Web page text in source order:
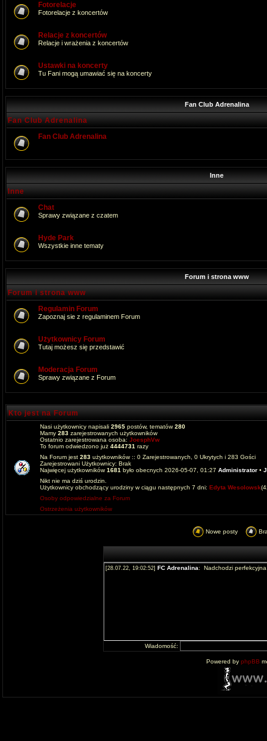
Fotorelacje
Fotorelacje z koncertów
Relacje z koncertów
Relacje i wrażenia z koncertów
Ustawki na koncerty
Tu Fani mogą umawiać się na koncerty
Fan Club Adrenalina
Fan Club Adrenalina
Fan Club Adrenalina
Inne
Inne
Chat
Sprawy związane z czatem
Hyde Park
Wszystkie inne tematy
Forum i strona www
Forum i strona www
Regulamin Forum
Zapoznaj sie z regulaminem Forum
Użytkownicy Forum
Tutaj możesz się przedstawić
Moderacja Forum
Sprawy związane z Forum
Kto jest na Forum
Nasi użytkownicy napisali 2965 postów, tematów280
Mamy 283 zarejestrowanych użytkowników
Ostatnio zarejestrowana osoba: JoesphVw
To forum odwiedzono już 4444731 razy
Na Forum jest 283 użytkowników :: 0 Zarejestrowanych, 0 Ukrytych i 283 Gości
Zarejestrowani Użytkownicy: Brak
Najwięcej użytkowników1681 było obecnych 2026-05-07, 01:27 Administrator •
Nikt nie ma dziś urodzin.
Użytkownicy obchodzący urodziny w ciągu następnych 7 dni: Edyta Wesolowsk
Osoby odpowiedzialne za Forum
Ostrzeżenia użytkowników
Nowe posty
Wiadomość:
Powered by phpBB